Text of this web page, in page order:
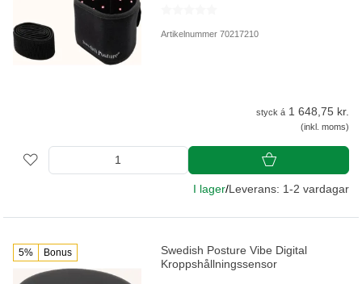
Artikelnummer 70217210
styck á 1 648,75 kr.
(inkl. moms)
I lager/Leverans: 1-2 vardagar
5% Bonus
Swedish Posture Vibe Digital
Kroppshållningssensor